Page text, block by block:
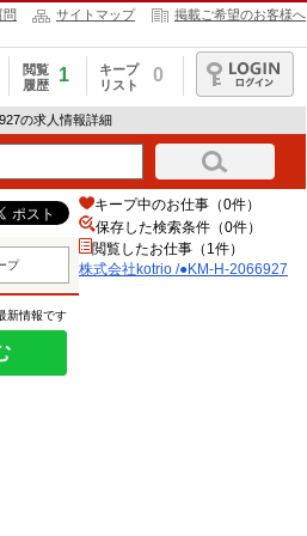
問 サイトマップ 掲載ご希望のお客様へ
閲覧
履歴
1
キープ
リスト
0
ログイン
の求人情報詳細
プ
新情報です
キープ中のお仕事（0件）
保存した検索条件（0件）
閲覧したお仕事（1件）
株式会社kotrio /●KM-H-2066927